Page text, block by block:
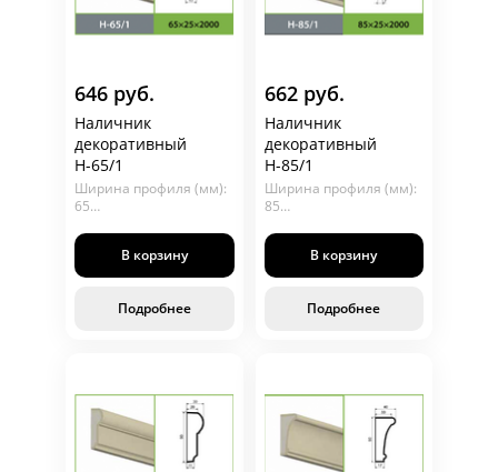
646 руб.
Наличник
декоративный
Н-65/1
Ширина профиля (мм):
65
Длина (мм): 2000
В корзину
Подробнее
662 руб.
Наличник
декоративный
Н-85/1
Ширина профиля (мм):
85
Длина (мм): 2000
В корзину
Подробнее